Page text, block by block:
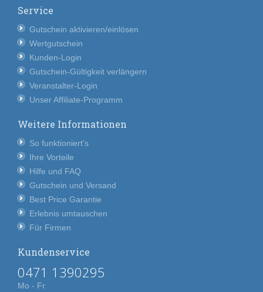
Service
Gutschein aktivieren/einlösen
Wertgutschein
Kunden-Login
Gutschein-Gültigkeit verlängern
Veranstalter-Login
Unser Affiliate-Programm
Weitere Informationen
So funktioniert's
Ihre Vorteile
Hilfe und FAQ
Gutschein und Versand
Best Price Garantie
Erlebnis umtauschen
Für Firmen
Kundenservice
0471 1390295
Mo - Fr